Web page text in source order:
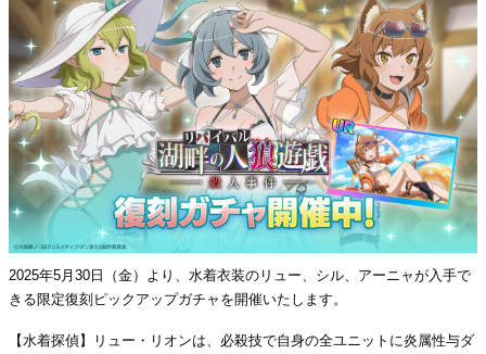
2025年5月30日（金）より、水着衣装のリュー、シル、アーニャが入手で
きる限定復刻ピックアップガチャを開催いたします。
【水着探偵】リュー・リオンは、必殺技で自身の全ユニットに炎属性与ダ